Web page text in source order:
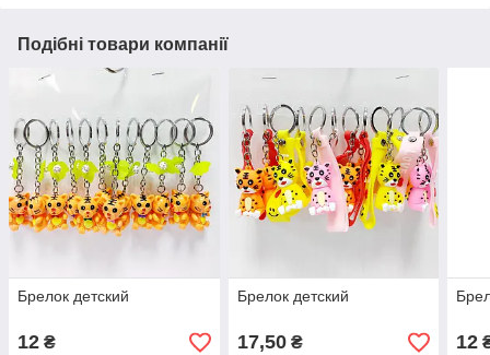
Подібні товари компанії
Брелок детский
12 ₴
Брелок детский
17,50₴ 12